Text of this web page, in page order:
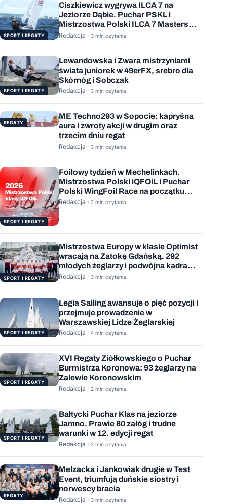
SPORT I REGATY
Ciszkiewicz wygrywa ILCA 7 na
Jeziorze Dąbie. Puchar PSKL i
Mistrzostwa Polski ILCA 7 Masters
rozstrzygnięte
Redakcja · 3 min czytania
SPORT I REGATY
Lewandowska i Zwara mistrzyniami
świata juniorek w 49erFX, srebro dla
Skórnóg i Sobczak
Redakcja · 3 min czytania
REGATY
ME Techno293 w Sopocie: kapryśna
aura i zwroty akcji w drugim oraz
trzecim dniu regat
Redakcja · 3 min czytania
SPORT I REGATY
Foilowy tydzień w Mechelinkach.
Mistrzostwa Polski iQFOiL i Puchar
Polski WingFoil Race na początku
sierpnia
Redakcja · 2 min czytania
SPORT I REGATY
Mistrzostwa Europy w klasie Optimist
wracają na Zatokę Gdańską. 292
młodych żeglarzy i podwójna kadra
Polski
Redakcja · 3 min czytania
SPORT I REGATY
Legia Sailing awansuje o pięć pozycji i
przejmuje prowadzenie w
Warszawskiej Lidze Żeglarskiej
Redakcja · 4 min czytania
SPORT I REGATY
XVI Regaty Ziółkowskiego o Puchar
Burmistrza Koronowa: 93 żeglarzy na
Zalewie Koronowskim
Redakcja · 2 min czytania
SPORT I REGATY
Bałtycki Puchar Klas na jeziorze
Jamno. Prawie 80 załóg i trudne
warunki w 12. edycji regat
Redakcja · 2 min czytania
REGATY
Melzacka i Jankowiak drugie w Test
Event, triumfują duńskie siostry i
norwescy bracia
Redakcja · 3 min czytania